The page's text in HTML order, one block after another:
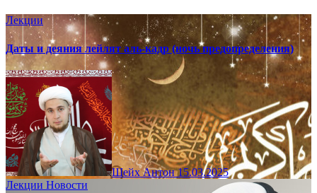
Лекции
Даты и деяния лейлят аль-кадр (ночь предопределения)
Шейх Антон15.03.2025
Лекции Новости